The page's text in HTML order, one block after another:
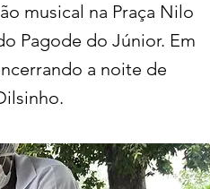
musical na Praça Nilo
Pagode do Júnior. Em
a noite de